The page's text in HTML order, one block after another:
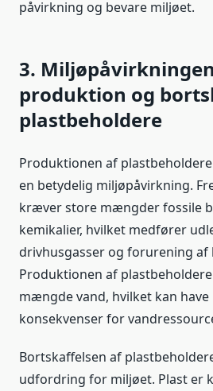
påvirkning og bevare miljøet.
3.
produktion og
plastbeholdere
Produktionen af
en betydelig miljøpåvirkning.
kræver store mængder fossile
kemikalier, hvilket medfører
drivhusgasser og forurening af
Produktionen af
mængde vand, hvilket kan have
konsekvenser for
Bortskaffelsen af
udfordring for miljøet. Plast er